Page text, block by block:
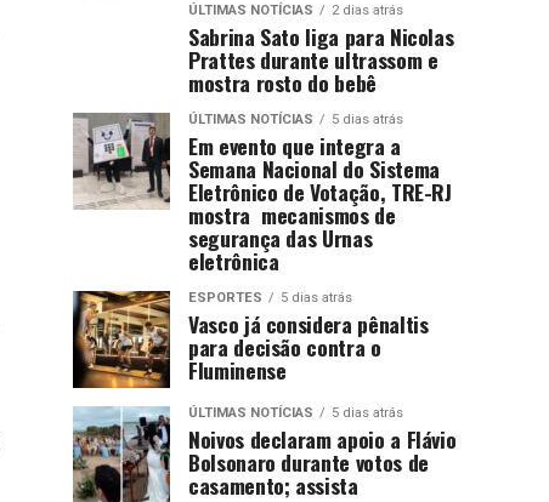
ÚLTIMAS NOTÍCIAS 2 dias atrás
Sabrina Sato liga para Nicolas
Prattes durante ultrassom e
mostra rosto do bebê
ÚLTIMAS NOTÍCIAS 5 dias atrás
Em evento que integra a
Semana Nacional do Sistema
Eletrônico de Votação, TRE-RJ
mostra mecanismos de
segurança das Urnas
eletrônica
ESPORTES 5 dias atrás
Vasco já considera pênaltis
para decisão contra o
Fluminense
ÚLTIMAS NOTÍCIAS 5 dias atrás
Noivos declaram apoio a Flávio
Bolsonaro durante votos de
casamento; assista